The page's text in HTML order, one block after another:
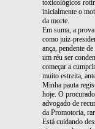
toxicológicos
inicialmente o
da morte.
Em suma, a
como juiz-
ança, pendente
um réu ser
começar a
muito estreita,
Minha pauta
hoje. O
advogado de
da Promotoria,
Está cuidando